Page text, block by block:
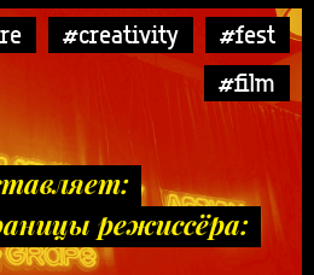
#creativity
#fest
#film
режиссёра: